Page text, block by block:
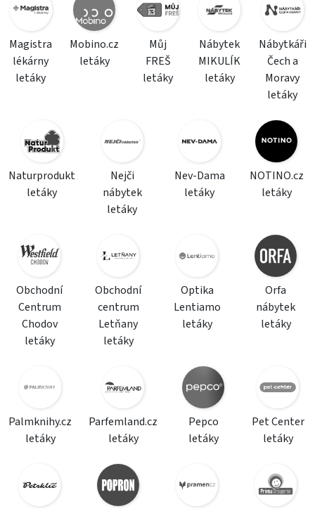
Magistra
lékárny
letáky
Mobino.cz
letáky
Můj
FREŠ
letáky
Nábytek
MIKULÍK
letáky
Nábytkáři
Čech a
Moravy
letáky
Naturprodukt
letáky
Nejči
nábytek
letáky
Nev-Dama
letáky
NOTINO.cz
letáky
Obchodní
Centrum
Chodov
letáky
Obchodní
centrum
Letňany
letáky
Optika
Lentiamo
letáky
Orfa
nábytek
letáky
Palmknihy.cz
letáky
Parfemland.cz
letáky
Pepco
letáky
Pet Center
letáky